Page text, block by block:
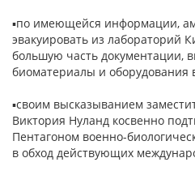
▪по имеющейся информации,
эвакуировать из лабораторий
большую часть документации,
биоматериалы и оборудования
▪своим высказыванием
Виктория Нуланд косвенно
Пентагоном военно-
в обход действующих